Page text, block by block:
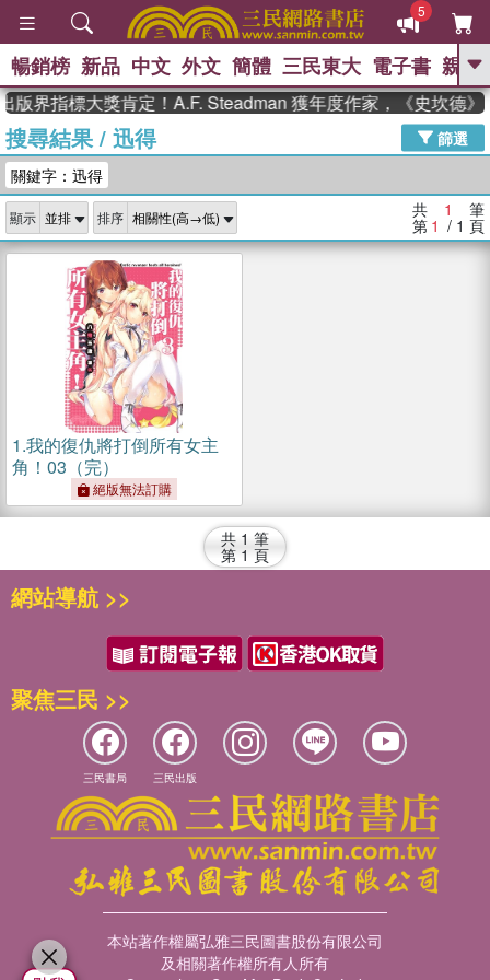
5
GO
高希均教授回憶錄
、 The Odyssey 、 父親節 、 如果歷
獎 臺灣漫遊錄 、 方念華 、 台灣的李
登輝時代
數學女孩：黎曼猜想 、
偉大的迷走神經
暢銷榜 新品 中文 外文 簡體 三民東大 電子書 親子
版界指標大獎肯定！A.F. Steadman 獲年度作家，《史坎德》
搜尋結果/ 迅得
篩選
關鍵字：迅得
顯示 排序 共 1 筆
第 1 / 1 頁
1.我的復仇將打倒所有女主
角！03（完）
絕版無法訂購
共 1 筆
第 1 頁
網站導航 >>
聚焦三民 >>
三民書局 三民出版
本站著作權屬弘雅三民圖書股份有限公司
及相關著作權所有人所有